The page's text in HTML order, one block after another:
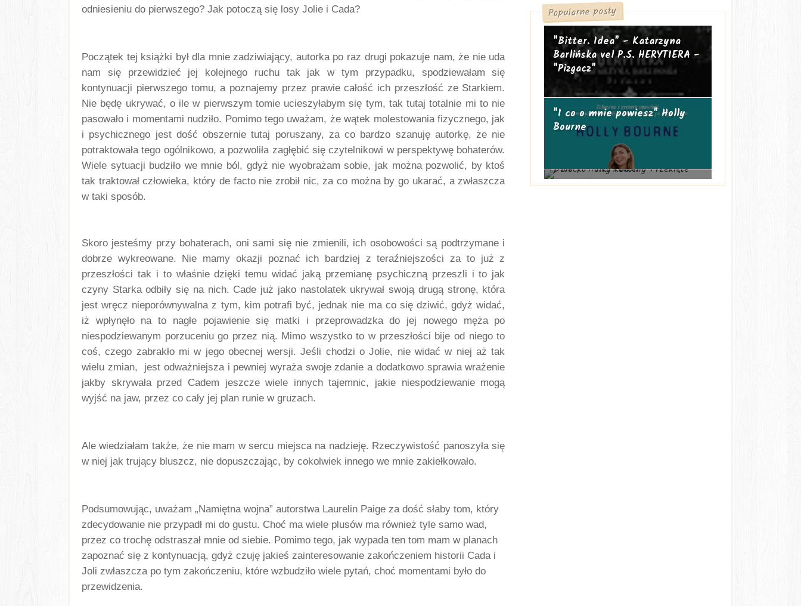
odniesieniu do pierwszego? Jak potoczą się losy Jolie i Cada?
Początek tej książki był dla mnie zadziwiający, autorka po raz drugi pokazuje nam, że nie uda
nam się przewidzieć jej kolejnego ruchu tak jak w tym przypadku, spodziewałam się
kontynuacji pierwszego tomu, a poznajemy przez prawie całość ich przeszłość ze Starkiem.
Nie będę ukrywać, o ile w pierwszym tomie ucieszyłabym się tym, tak tutaj totalnie mi to nie
pasowało i momentami nudziło. Pomimo tego uważam, że wątek molestowania fizycznego, jak
i psychicznego jest dość obszernie tutaj poruszany, za co bardzo szanuję autorkę, że nie
potraktowała tego ogólnikowo, a pozwoliła zagłębić się czytelnikowi w perspektywę bohaterów.
Wiele sytuacji budziło we mnie ból, gdyż nie wyobrażam sobie, jak można pozwolić, by ktoś
tak traktował człowieka, który de facto nie zrobił nic, za co można by go ukarać, a zwłaszcza
w taki sposób.
Skoro jesteśmy przy bohaterach, oni sami się nie zmienili, ich osobowości są podtrzymane i
dobrze wykreowane. Nie mamy okazji poznać ich bardziej z teraźniejszości za to już z
przeszłości tak i to właśnie dzięki temu widać jaką przemianę psychiczną przeszli i to jak
czyny Starka odbiły się na nich. Cade już jako nastolatek ukrywał swoją drugą stronę, która
jest wręcz nieporównywalna z tym, kim potrafi być, jednak nie ma co się dziwić, gdyż widać,
iż wpłynęło na to nagłe pojawienie się matki i przeprowadzka do jej nowego męża po
niespodziewanym porzuceniu go przez nią. Mimo wszystko to w przeszłości bije od niego to
coś, czego zabrakło mi w jego obecnej wersji. Jeśli chodzi o Jolie, nie widać w niej aż tak
wielu zmian,  jest odważniejsza i pewniej wyraża swoje zdanie a dodatkowo sprawia wrażenie
jakby skrywała przed Cadem jeszcze wiele innych tajemnic, jakie niespodziewanie mogą
wyjść na jaw, przez co cały jej plan runie w gruzach.
Ale wiedziałam także, że nie mam w sercu miejsca na nadzieję. Rzeczywistość panoszyła się
w niej jak trujący bluszcz, nie dopuszczając, by cokolwiek innego we mnie zakiełkowało.
Podsumowując, uważam „Namiętna wojna” autorstwa Laurelin Paige za dość słaby tom, który
zdecydowanie nie przypadł mi do gustu. Choć ma wiele plusów ma również tyle samo wad,
przez co trochę odstraszał mnie od siebie. Pomimo tego, jak wypada ten tom mam w planach
zapoznać się z kontynuacją, gdyż czuję jakieś zainteresowanie zakończeniem historii Cada i
Joli zwłaszcza po tym zakończeniu, które wzbudziło wiele pytań, choć momentami było do
przewidzenia.
Popularne posty
"Bitter. Idea" - Katarzyna
Barlińska vel P.S. HERYTIERA -
"Pizgacz"
"I co o mnie powiesz" Holly
Bourne
| 100 | "Harry Potter i